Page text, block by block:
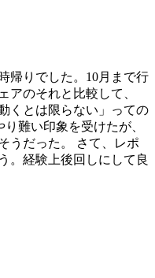
帰りでした。10月まで行
アのそれと比較して、
くとは限らない」っての
難い印象を受けたが、
うだった。 さて、レポ
。経験上後回しにして良